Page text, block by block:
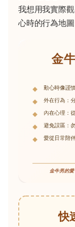
我想用我實際
心時的行為地圖
快